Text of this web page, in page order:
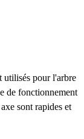
utilisés pour l'arbre
de fonctionnement
sont rapides et